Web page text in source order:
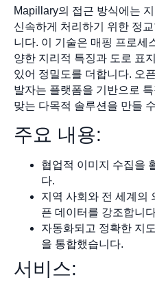
Mapillary의 접근 방식에는
신속하게 처리하기 위한 정
니다. 이 기술은 매핑 프로세
양한 지리적 특징과 도로 표
있어 정밀도를 더합니다. 오
발자는 플랫폼을 기반으로
맞는 다목적 솔루션을 만들
주요 내용:
협업적 이미지 수집을
다.
지역 사회와 전 세계의
픈 데이터를 강조합니
자동화되고 정확한 지
을 통합했습니다.
서비스: